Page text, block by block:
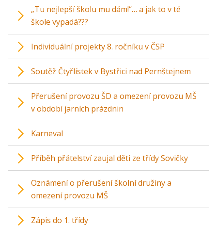
„Tu nejlepší školu mu dám!“… a jak to v té
škole vypadá???
Individuální projekty 8. ročníku v ČSP
Soutěž Čtyřlístek v Bystřici nad Pernštejnem
Přerušení provozu ŠD a omezení provozu MŠ
v období jarních prázdnin
Karneval
Příběh přátelství zaujal děti ze třídy Sovičky
Oznámení o přerušení školní družiny a
omezení provozu MŠ
Zápis do 1. třídy